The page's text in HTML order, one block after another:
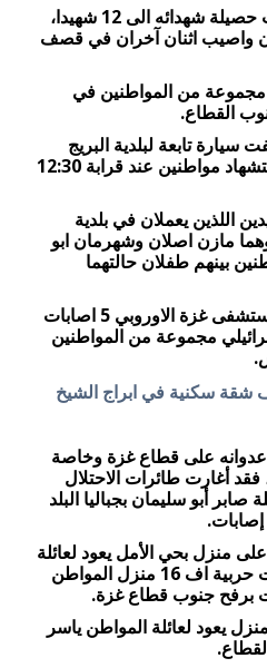
أما اليوم الجمعة فقد ارتفعت حصيلة شهدائه الى 12 شهيدا،
واصيب اثنان آخران في قصف
من المواطنين في
القطاع.
تابعة لبلدية البريج
وسط القطاع ما ادى الى استشهاد مواطنين عند قرابة 12:30
اللذين يعملان في بلدية
مازن اصلان وشهرمان ابو
بينهم طفلان حالتهما
ووصل بعد ظهر اليوم الى مستشفى غزة الاوروبي 5 اصابات
مجموعة من المواطنين
شقة سكنية في ابراج الشيخ
عدوانه على قطاع غزة وخاصة
أغارت طائرات الاحتلال
أبو سليمان بجباليا البلد
منزل بحي الأمل يعود لعائلة
أبو غالي، كما قصفت طائرات حربية اف 16 منزل المواطن
برفح جنوب قطاع غزة.
يعود لعائلة المواطن ياسر